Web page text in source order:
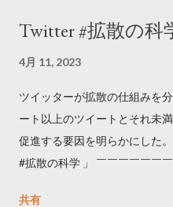
Twitter #拡散の科
4月 11, 2023
ツイッターが拡散の仕組みを
ート以上のツイートとそれ未
促進する要因を明らかにした
#拡散の科学 」 ￣￣￣￣￣￣
共有